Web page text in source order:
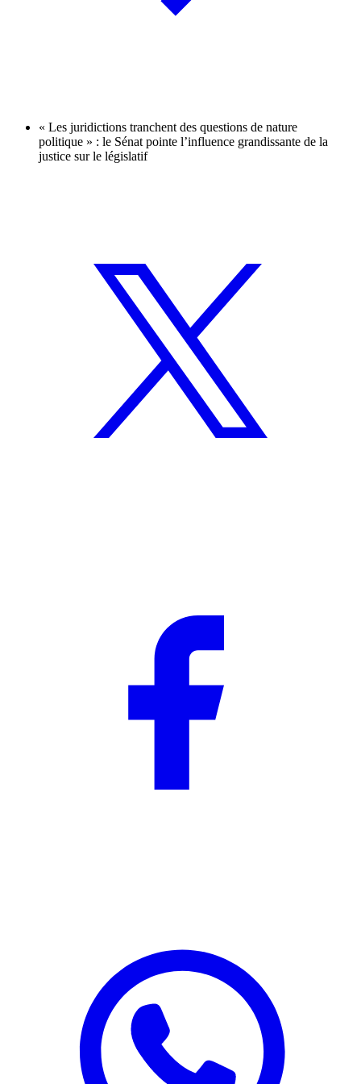
« Les juridictions tranchent des questions de nature
politique » : le Sénat pointe l’influence grandissante de la
justice sur le législatif